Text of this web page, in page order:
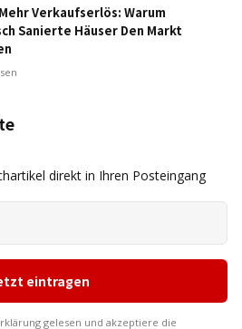
Verkaufserlös: Warum
Sanierte Häuser Den Markt
direkt in Ihren Posteingang
gelesen und akzeptiere die